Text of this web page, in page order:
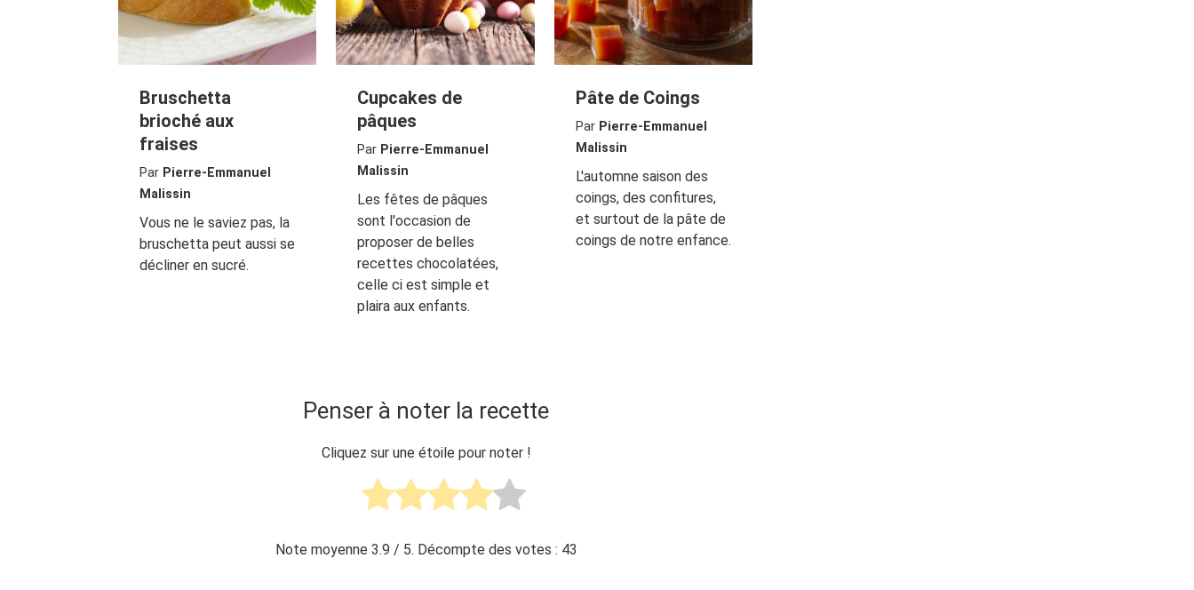
Bruschetta
brioché aux
fraises
Par Pierre-Emmanuel
Malissin
Vous ne le saviez pas, la
bruschetta peut aussi se
décliner en sucré.
Cupcakes de
pâques
Par Pierre-Emmanuel
Malissin
Les fêtes de pâques
sont l'occasion de
proposer de belles
recettes chocolatées,
celle ci est simple et
plaira aux enfants.
Pâte de Coings
Par Pierre-Emmanuel
Malissin
L'automne saison des
coings, des confitures,
et surtout de la pâte de
coings de notre enfance.
Penser à noter la recette
Cliquez sur une étoile pour noter !
Note moyenne 3.9 / 5. Décompte des votes : 43